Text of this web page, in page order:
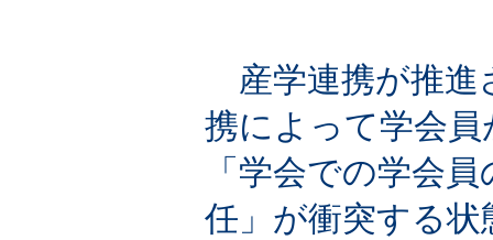
産学連携が推進
携によって学会
「学会での学会
任」が衝突する状